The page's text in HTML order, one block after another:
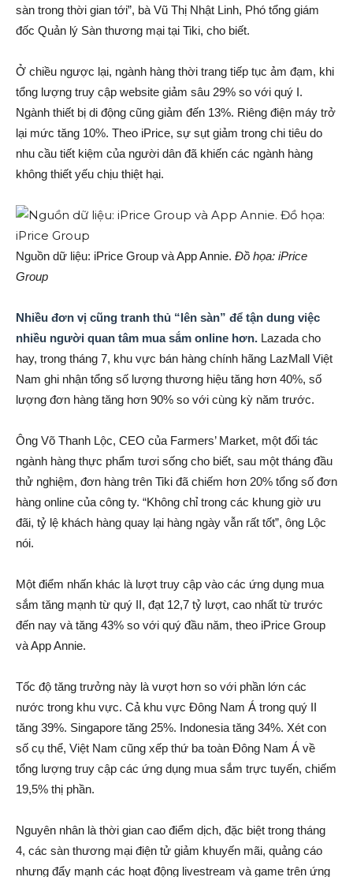
sàn trong thời gian tới”, bà Vũ Thị Nhật Linh, Phó tổng giám
đốc Quản lý Sàn thương mại tại Tiki, cho biết.
Ở chiều ngược lại, ngành hàng thời trang tiếp tục ảm đạm, khi
tổng lượng truy cập website giảm sâu 29% so với quý I.
Ngành thiết bị di động cũng giảm đến 13%. Riêng điện máy trở
lại mức tăng 10%. Theo iPrice, sự sụt giảm trong chi tiêu do
nhu cầu tiết kiệm của người dân đã khiến các ngành hàng
không thiết yếu chịu thiệt hại.
Nguồn dữ liệu: iPrice Group và App Annie. Đồ họa: iPrice
Group
Nhiều đơn vị cũng tranh thủ “lên sàn” để tận dung việc
nhiều người quan tâm mua sắm online hơn. Lazada cho
hay, trong tháng 7, khu vực bán hàng chính hãng LazMall Việt
Nam ghi nhận tổng số lượng thương hiệu tăng hơn 40%, số
lượng đơn hàng tăng hơn 90% so với cùng kỳ năm trước.
Ông Võ Thanh Lộc, CEO của Farmers’ Market, một đối tác
ngành hàng thực phẩm tươi sống cho biết, sau một tháng đầu
thử nghiệm, đơn hàng trên Tiki đã chiếm hơn 20% tổng số đơn
hàng online của công ty. “Không chỉ trong các khung giờ ưu
đãi, tỷ lệ khách hàng quay lại hàng ngày vẫn rất tốt”, ông Lộc
nói.
Một điểm nhấn khác là lượt truy cập vào các ứng dụng mua
sắm tăng mạnh từ quý II, đạt 12,7 tỷ lượt, cao nhất từ trước
đến nay và tăng 43% so với quý đầu năm, theo iPrice Group
và App Annie.
Tốc độ tăng trưởng này là vượt hơn so với phần lớn các
nước trong khu vực. Cả khu vực Đông Nam Á trong quý II
tăng 39%. Singapore tăng 25%. Indonesia tăng 34%. Xét con
số cụ thể, Việt Nam cũng xếp thứ ba toàn Đông Nam Á về
tổng lượng truy cập các ứng dụng mua sắm trực tuyến, chiếm
19,5% thị phần.
Nguyên nhân là thời gian cao điểm dịch, đặc biệt trong tháng
4, các sàn thương mại điện tử giảm khuyến mãi, quảng cáo
nhưng đẩy mạnh các hoạt động livestream và game trên ứng